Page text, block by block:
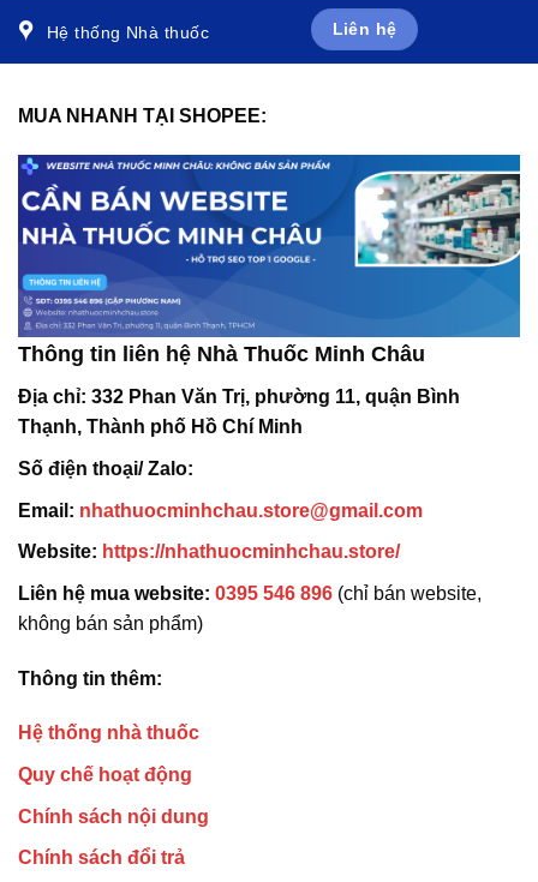
Hệ thống Nhà thuốc Liên hệ
MUA NHANH TẠI SHOPEE:
Thông tin liên hệ Nhà Thuốc Minh Châu
Địa chỉ: 332 Phan Văn Trị, phường 11, quận Bình
Thạnh, Thành phố Hồ Chí Minh
Số điện thoại/ Zalo:
Email: nhathuocminhchau.store@gmail.com
Website: https://nhathuocminhchau.store/
Liên hệ mua website: 0395 546 896 (chỉ bán website,
không bán sản phẩm)
Thông tin thêm:
Hệ thống nhà thuốc
Quy chế hoạt động
Chính sách nội dung
Chính sách đổi trả